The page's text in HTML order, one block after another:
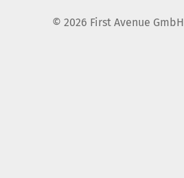
© 2026 First Avenue GmbH